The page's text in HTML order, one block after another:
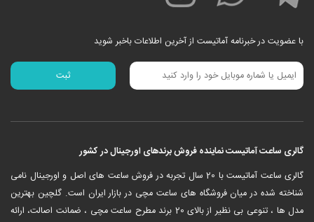
با عضویت در خبرنامه آماتیست از آخرین اطلاعات باخبر شوید
گالری ساعت آماتیست نماینده فروش برندهای اورجینال در کشور
‎گالری ساعت آماتیست با 20 سال تجربه در فروش ساعت های اصل و اورجینال نامی
شناخته شده در میان فروشگاه های ساعت مچی در بازار ایران است. گلچین بهترین
مدل ها ، تنوعی بی نظیر از بالای 20 برند مطرح ساعت مچی ، ضمانت اصالت، ارائه